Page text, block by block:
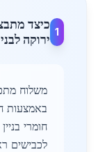
1
כיצד
ירוקה
משלוח
באמצעות
חומרי
לכבישים